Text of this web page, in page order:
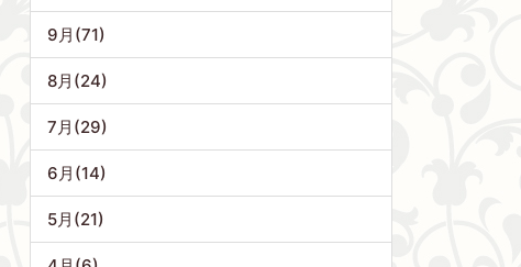
9月(71)
8月(24)
7月(29)
6月(14)
5月(21)